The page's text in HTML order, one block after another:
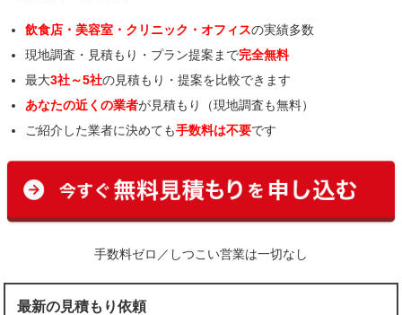
飲食店・美容室・クリニック・オフィスの実績多数
現地調査・見積もり・プラン提案まで完全無料
最大3社～5社の見積もり・提案を比較できます
あなたの近くの業者が見積もり（現地調査も無料）
ご紹介した業者に決めても手数料は不要です
手数料ゼロ／しつこい営業は一切なし
最新の見積もり依頼